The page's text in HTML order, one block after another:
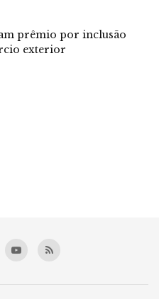
prêmio por inclusão
exterior